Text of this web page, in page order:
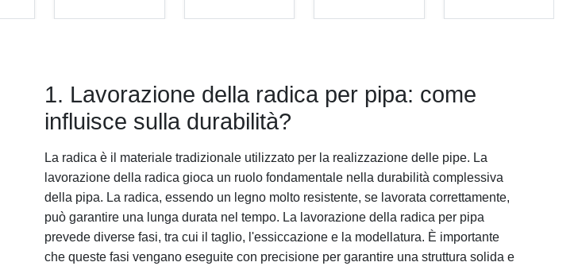
1. Lavorazione della radica per pipa: come
influisce sulla durabilità?
La radica è il materiale tradizionale utilizzato per la realizzazione delle pipe. La
lavorazione della radica gioca un ruolo fondamentale nella durabilità complessiva
della pipa. La radica, essendo un legno molto resistente, se lavorata correttamente,
può garantire una lunga durata nel tempo. La lavorazione della radica per pipa
prevede diverse fasi, tra cui il taglio, l'essiccazione e la modellatura. È importante
che queste fasi vengano eseguite con precisione per garantire una struttura solida e